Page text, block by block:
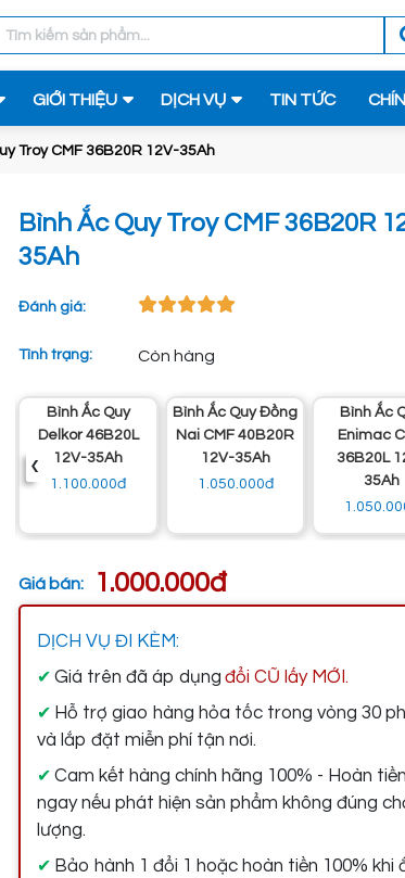
GIỚI THIỆU DỊCH VỤ TIN TỨC
Troy CMF 36B20R 12V-35Ah
Bình Ắc Quy Troy CMF 36B20R
35Ah
Đánh giá:
Tình trạng: Còn hàng
Bình Ắc Quy
Delkor 46B20L
12V-35Ah
1.100.000đ
Bình Ắc Quy Đồng
Nai CMF 40B20R
12V-35Ah
1.050.000đ
Bình Ắc Quy
Enimac CMF
36B20L 12V-
35Ah
1.050.000đ
‹
Giá bán: 1.000.000đ
DỊCH VỤ ĐI KÈM:
✔ Giá trên đã áp dụng đổi CŨ lấy MỚI.
✔ Hỗ trợ giao hàng hỏa tốc trong vòng 30
và lắp đặt miễn phí tận nơi.
✔ Cam kết hàng chính hãng 100% - Hoàn tiền
ngay nếu phát hiện sản phẩm không đúng
lượng.
✔ Bảo hành 1 đổi 1 hoặc hoàn tiền 100% khi